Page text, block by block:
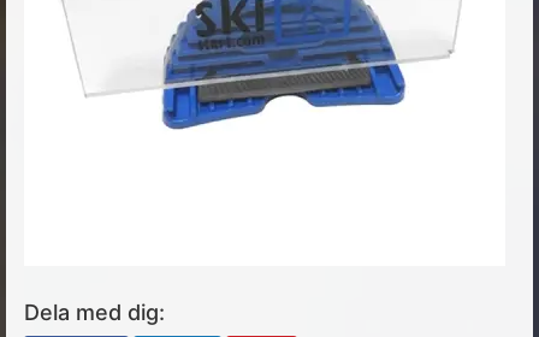
Dela med dig: